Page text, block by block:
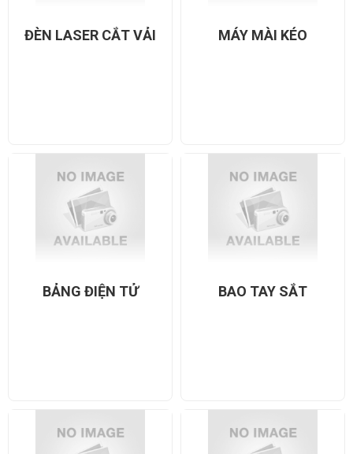
ĐÈN LASER CẮT VẢI MÁY MÀI KÉO
BẢNG ĐIỆN TỬ BAO TAY SẮT